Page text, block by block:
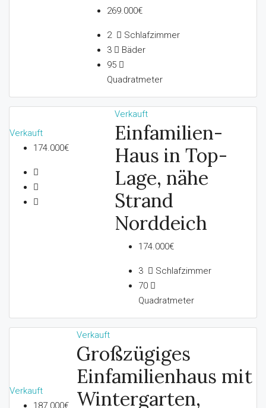
269.000€
2
Schlafzimmer
3
Bäder
95
Quadratmeter
Verkauft
174.000€
Verkauft
Einfamilien-
Haus in Top-
Lage, nähe
Strand
Norddeich
174.000€
3
Schlafzimmer
70
Quadratmeter
Verkauft
187.000€
Verkauft
Großzügiges
Einfamilienhaus mit
Wintergarten,